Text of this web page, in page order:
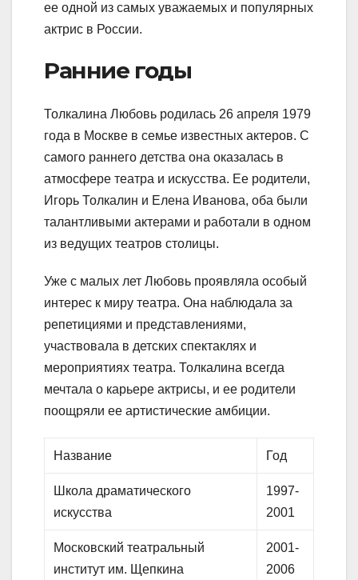
ее одной из самых уважаемых и популярных
актрис в России.
Ранние годы
Толкалина Любовь родилась 26 апреля 1979
года в Москве в семье известных актеров. С
самого раннего детства она оказалась в
атмосфере театра и искусства. Ее родители,
Игорь Толкалин и Елена Иванова, оба были
талантливыми актерами и работали в одном
из ведущих театров столицы.
Уже с малых лет Любовь проявляла особый
интерес к миру театра. Она наблюдала за
репетициями и представлениями,
участвовала в детских спектаклях и
мероприятиях театра. Толкалина всегда
мечтала о карьере актрисы, и ее родители
поощряли ее артистические амбиции.
Название Год
Школа драматического
искусства
1997-
2001
Московский театральный
институт им. Щепкина
2001-
2006